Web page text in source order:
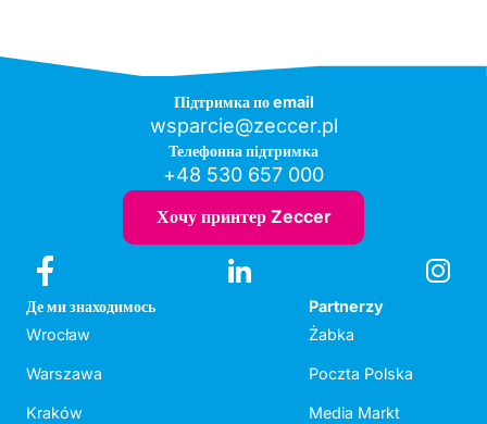
Підтримка по email
wsparcie@zeccer.pl
Телефонна підтримка
+48 530 657 000
Хочу принтер Zeccer
Де ми знаходимось
Wrocław
Warszawa
Kraków
Partnerzy
Żabka
Poczta Polska
Media Markt